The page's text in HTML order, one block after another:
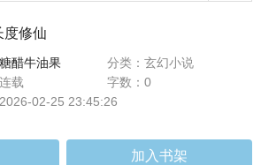
度修仙
糖醋牛油果
分类：玄幻小说
载
字数：0
02-25 23:45:26
加入书架